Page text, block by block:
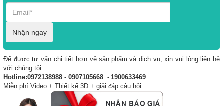
Nhận ngay
Để được tư vấn chi tiết hơn về sản phẩm và dịch vụ, xin vui lòng liên hệ
với chúng tôi:
Hotline:0972138988 - 0907105668 - 1900633469
Miễn phí Video + Thiết kế 3D + giải đáp câu hỏi